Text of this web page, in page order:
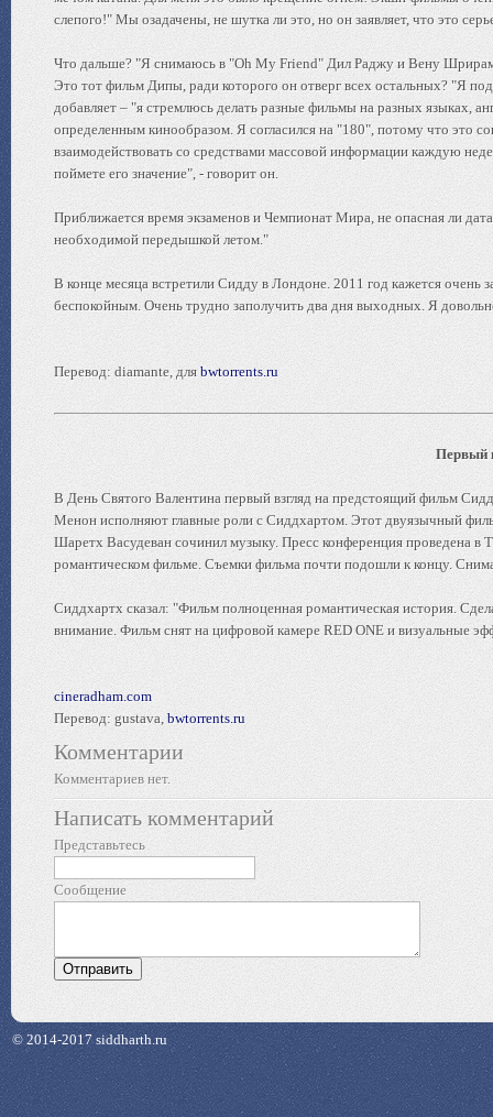
слепого!" Мы озадачены, не шутка ли это, но он заявляет, что это
Что дальше? "Я снимаюсь в "Oh My Friend" Дил Раджу и Вену
Это тот фильм Дипы, ради которого он отверг всех остальных? "Я
добавляет – "я стремлюсь делать разные фильмы на разных языках,
определенным кинообразом. Я согласился на "180", потому что это
взаимодействовать со средствами массовой информации каждую
поймете его значение", - говорит он.
Приближается время экзаменов и Чемпионат Мира, не опасная ли
необходимой передышкой летом."
В конце месяца встретили Сидду в Лондоне. 2011 год кажется очень
беспокойным. Очень трудно заполучить два дня выходных. Я
Перевод: diamante, для bwtorrents.ru
Первый
В День Святого Валентина первый взгляд на предстоящий фильм
Менон исполняют главные роли с Сиддхартом. Этот двуязычный
Шаретх Васудеван сочинил музыку. Пресс конференция проведена в
романтическом фильме. Съемки фильма почти подошли к концу.
Сиддхартх сказал: "Фильм полноценная романтическая история.
внимание. Фильм снят на цифровой камере RED ONE и визуальные
cineradham.com
Перевод: gustava, bwtorrents.ru
Комментарии
Комментариев нет.
Написать комментарий
Представьтесь
Сообщение
© 2014-2017 siddharth.ru